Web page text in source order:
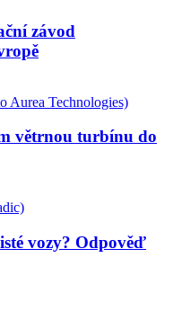
závod
větrnou turbínu do
vozy? Odpověď